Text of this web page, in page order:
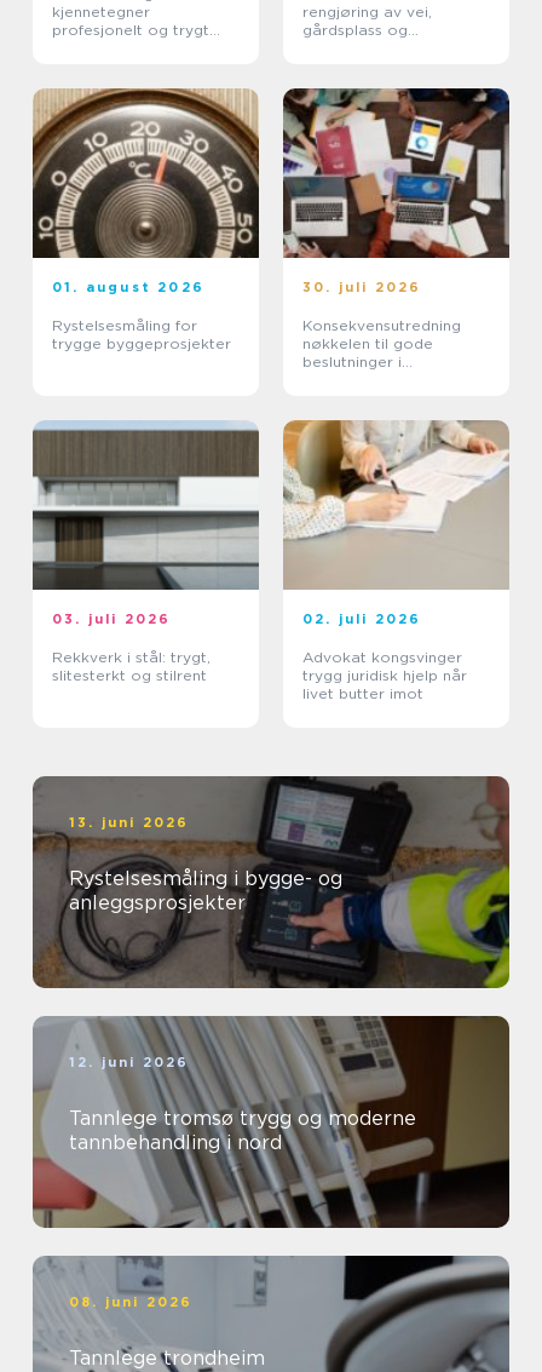
kjennetegner
profesjonelt og trygt
rengjøring av vei,
gårdsplass og
01. august 2026
Rystelsesmåling for
trygge byggeprosjekter
30. juli 2026
Konsekvensutredning
nøkkelen til gode
beslutninger i
03. juli 2026
Rekkverk i stål: trygt,
slitesterkt og stilrent
02. juli 2026
Advokat kongsvinger
trygg juridisk hjelp når
livet butter imot
13. juni 2026
Rystelsesmåling i bygge- og
anleggsprosjekter
12. juni 2026
Tannlege tromsø trygg og moderne
tannbehandling i nord
08. juni 2026
Tannlege trondheim